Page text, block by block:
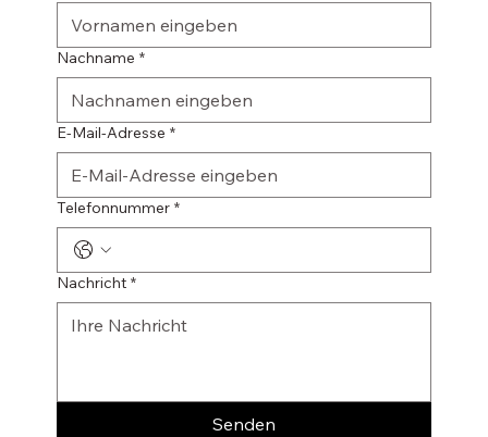
Nachname *
E-Mail-Adresse *
Telefonnummer *
Nachricht *
Senden